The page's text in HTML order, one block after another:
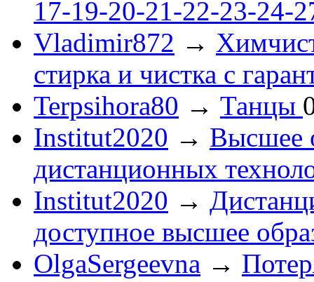
17-19-20-21-22-23-24-
Vladimir872 →
стирка и чистка с
Terpsihora80 → Танцы
Institut2020 → Высшее
дистанционных
Institut2020 →
доступное высшее
OlgaSergeevna →